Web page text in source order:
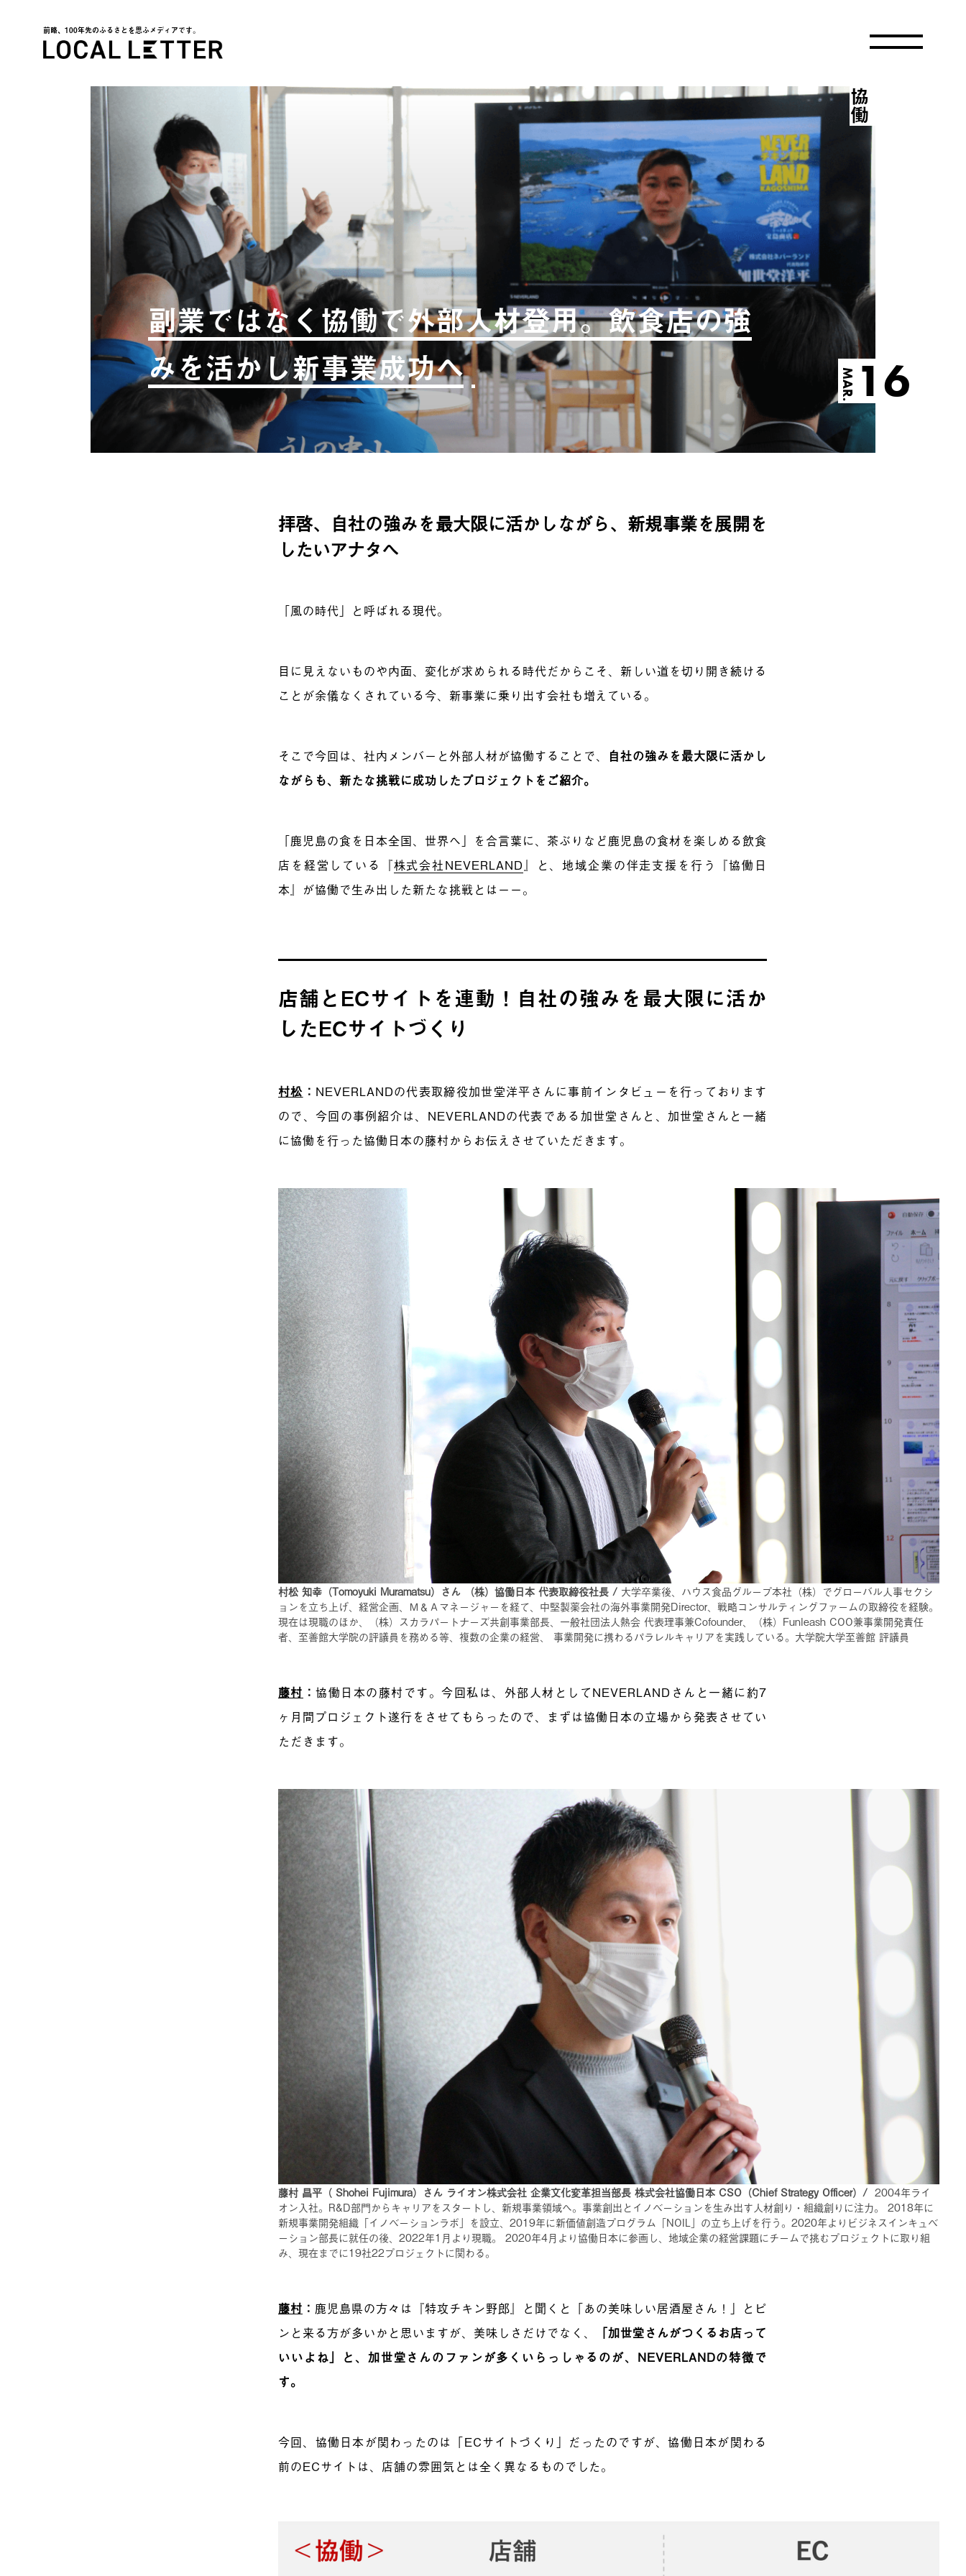
前略、100年先のふるさとを思ふメディアです。
副業ではなく協働で外部人材登用。飲食店の強
みを活かし新事業成功へ
MAR. 16
協働
拝啓、自社の強みを最大限に活かしながら、新規事業を展開を
したいアナタへ
「風の時代」と呼ばれる現代。
目に見えないものや内面、変化が求められる時代だからこそ、新しい道を切り開き続ける
ことが余儀なくされている今、新事業に乗り出す会社も増えている。
そこで今回は、社内メンバーと外部人材が協働することで、
自社の強みを最大限に活かし
ながらも、新たな挑戦に成功したプロジェクトをご紹介。
「鹿児島の食を日本全国、世界へ」を合言葉に、茶ぶりなど鹿児島の食材を楽しめる飲食
店を経営している『株式会社NEVERLAND 』と、地域企業の伴走支援を行う『協働日
本』が協働で生み出した新たな挑戦とはーー。
店舗とECサイトを連動！自社の強みを最大限に活か
したECサイトづくり
村松 ： NEVERLANDの代表取締役加世堂洋平さんに事前インタビューを行っております
ので、今回の事例紹介は、NEVERLANDの代表である加世堂さんと、加世堂さんと一緒
に協働を行った協働日本の藤村からお伝えさせていただきます。
村松 知幸（Tomoyuki Muramatsu）さん （株）協働日本 代表取締役社長 / 大学卒業後、ハウス食品グループ本社（株）でグローバル人事セクシ
ョンを立ち上げ、経営企画、Ｍ＆Ａマネージャーを経て、中堅製薬会社の海外事業開発Director、戦略コンサルティングファームの取締役を経験。
現在は現職のほか、（株）スカラパートナーズ共創事業部長、一般社団法人熱会 代表理事兼Cofounder、（株）Funleash COO兼事業開発責任
者、至善館大学院の評議員を務める等、複数の企業の経営、 事業開発に携わるパラレルキャリアを実践している。大学院大学至善館 評議員
藤村 ：協働日本の藤村です。今回私は、外部人材としてNEVERLANDさんと一緒に約7
ヶ月間プロジェクト遂行をさせてもらったので、まずは協働日本の立場から発表させてい
ただきます。
藤村 昌平（ Shohei Fujimura）さん ライオン株式会社 企業文化変革担当部長 株式会社協働日本 CSO（Chief Strategy Officer）/ 2004年ライ
オン入社。R&D部門からキャリアをスタートし、新規事業領域へ。事業創出とイノベーションを生み出す人材創り・組織創りに注力。 2018年に
新規事業開発組織「イノベーションラボ」を設立、2019年に新価値創造プログラム「NOIL」の立ち上げを行う。2020年よりビジネスインキュベ
ーション部長に就任の後、2022年1月より現職。 2020年4月より協働日本に参画し、地域企業の経営課題にチームで挑むプロジェクトに取り組
み、現在までに19社22プロジェクトに関わる。
藤村 ： 鹿児島県の方々は『特攻チキン野郎』と聞くと「あの美味しい居酒屋さん！」とピ
ンと来る方が多いかと思いますが、美味しさだけでなく、
「加世堂さんがつくるお店って
いいよね」と、加世堂さんのファンが多くいらっしゃるのが、NEVERLANDの特徴で
す。
今回、協働日本が関わったのは「ECサイトづくり」だったのですが、協働日本が関わる
前のECサイトは、店舗の雰囲気とは全く異なるものでした。